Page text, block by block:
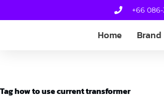
+66 086-
Home Brand
Taghow to use current transformer